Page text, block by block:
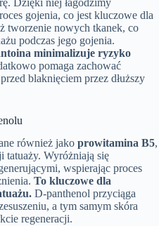
gojenia, co jest kluczowe dla
tworzenie nowych tkanek, co
podczas jego gojenia.
minimalizuje ryzyko
pomaga zachować
blaknięciem przez dłuższy
również jako prowitamina B5,
tatuaży. Wyróżniają się
wspierając proces
To kluczowe dla
D-panthenol przyciąga
a tym samym skóra
regeneracji.